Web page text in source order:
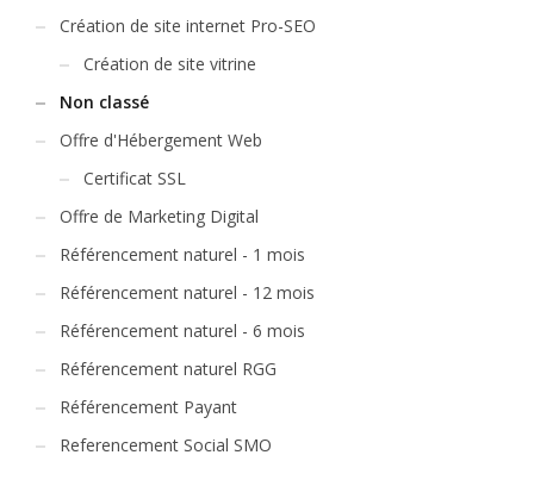
Création de site internet Pro-SEO
Création de site vitrine
Non classé
Offre d'Hébergement Web
Certificat SSL
Offre de Marketing Digital
Référencement naturel - 1 mois
Référencement naturel - 12 mois
Référencement naturel - 6 mois
Référencement naturel RGG
Référencement Payant
Referencement Social SMO